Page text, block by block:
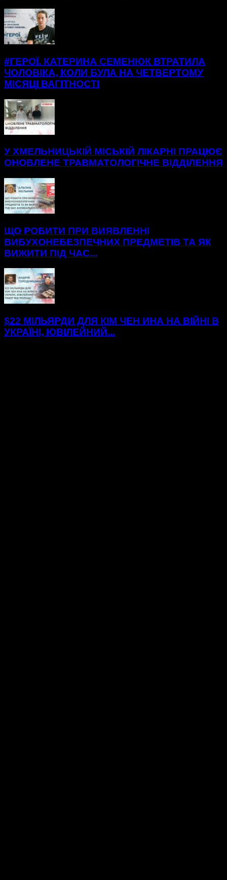
#ГЕРОЇ. КАТЕРИНА СЕМЕНЮК ВТРАТИЛА
ЧОЛОВІКА, КОЛИ БУЛА НА ЧЕТВЕРТОМУ
МІСЯЦІ ВАГІТНОСТІ
У ХМЕЛЬНИЦЬКІЙ МІСЬКІЙ ЛІКАРНІ ПРАЦЮЄ
ОНОВЛЕНЕ ТРАВМАТОЛОГІЧНЕ ВІДДІЛЕННЯ
ЩО РОБИТИ ПРИ ВИЯВЛЕННІ
ВИБУХОНЕБЕЗПЕЧНИХ ПРЕДМЕТІВ ТА ЯК
ВИЖИТИ ПІД ЧАС...
$22 МІЛЬЯРДИ ДЛЯ КІМ ЧЕН ИНА НА ВІЙНІ В
УКРАЇНІ, ЮВІЛЕЙНИЙ...